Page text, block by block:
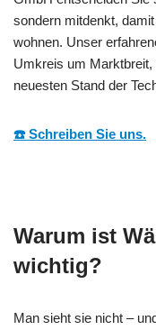
sondern mitdenkt,
wohnen. Unser
Umkreis um
neuesten Stand der
☎️ Schreiben Sie uns.
Warum ist
wichtig?
Man sieht sie nicht –